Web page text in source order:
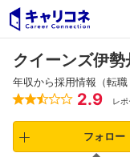
クイーンズ伊勢
年収から採用情報（転
2.9 レ
フォロー